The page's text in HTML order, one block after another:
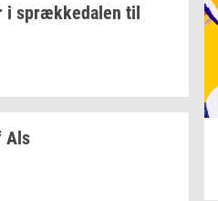
i spræk­ke­da­len til
Als